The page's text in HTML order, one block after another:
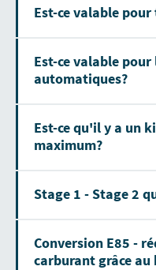
Est-ce valable
Est-ce valable
automatiques?
Est-ce qu'il y a un
maximum?
Stage 1 - Stage 2
Conversion E85 -
carburant grâce